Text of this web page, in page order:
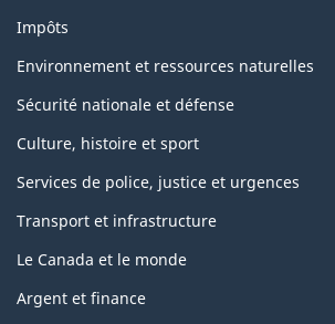
Impôts
Environnement et ressources naturelles
Sécurité nationale et défense
Culture, histoire et sport
Services de police, justice et urgences
Transport et infrastructure
Le Canada et le monde
Argent et finance